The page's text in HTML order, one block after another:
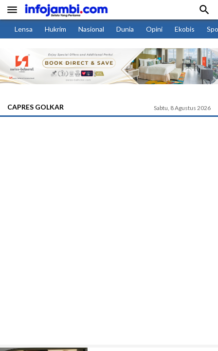
 
Lensa Hukrim Nasional Dunia Opini Ekobis
CAPRES GOLKAR Sabtu, 8 Agustus 2026